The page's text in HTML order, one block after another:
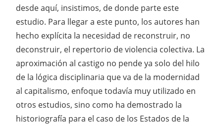
desde aquí, insistimos, de donde parte este
estudio. Para llegar a este punto, los autores han
hecho explícita la necesidad de reconstruir, no
deconstruir, el repertorio de violencia colectiva. La
aproximación al castigo no pende ya solo del hilo
de la lógica disciplinaria que va de la modernidad
al capitalismo, enfoque todavía muy utilizado en
otros estudios, sino como ha demostrado la
historiografía para el caso de los Estados de la